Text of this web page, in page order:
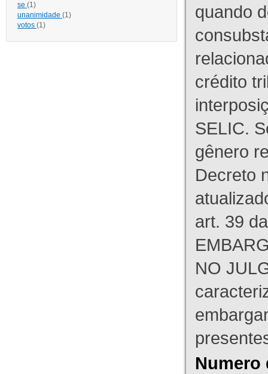
se (1)
unanimidade (1)
votos (1)
quando
crédito
SELIC.
gênero
Decreto
art. 39
NO
Numero